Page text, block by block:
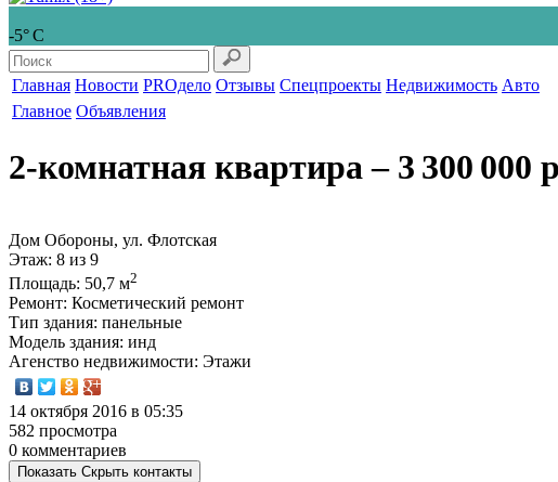
-5° С
Главная Новости PROдело Отзывы Спецпроекты Недвижимость Авто
Главное Объявления
2-комнатная квартира‒ 3 300 000
Дом Обороны, ул. Флотская
Этаж: 8 из 9
Площадь: 50,7 м2
Ремонт: Косметический ремонт
Тип здания: панельные
Модель здания: инд
Агенство недвижимости: Этажи
14 октября 2016 в 05:35
582 просмотра
0 комментариев
Показать Скрыть контакты